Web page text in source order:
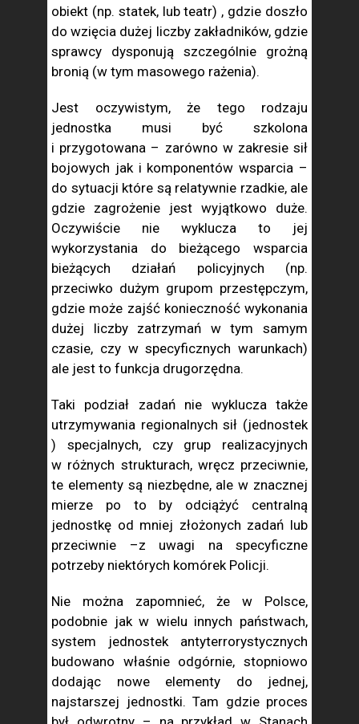
obiekt (np. statek, lub teatr) , gdzie doszło
do wzięcia dużej liczby zakładników, gdzie
sprawcy dysponują szczególnie grożną
bronią (w tym masowego rażenia).
Jest oczywistym, że tego rodzaju
jednostka musi być szkolona
i przygotowana – zarówno w zakresie sił
bojowych jak i komponentów wsparcia –
do sytuacji które są relatywnie rzadkie, ale
gdzie zagrożenie jest wyjątkowo duże.
Oczywiście nie wyklucza to jej
wykorzystania do bieżącego wsparcia
bieżących działań policyjnych (np.
przeciwko dużym grupom przestępczym,
gdzie może zajść konieczność wykonania
dużej liczby zatrzymań w tym samym
czasie, czy w specyficznych warunkach)
ale jest to funkcja drugorzędna.
Taki podział zadań nie wyklucza także
utrzymywania regionalnych sił (jednostek
) specjalnych, czy grup realizacyjnych
w różnych strukturach, wręcz przeciwnie,
te elementy są niezbędne, ale w znacznej
mierze po to by odciążyć centralną
jednostkę od mniej złożonych zadań lub
przeciwnie –z uwagi na specyficzne
potrzeby niektórych komórek Policji.
Nie można zapomnieć, że w Polsce,
podobnie jak w wielu innych państwach,
system jednostek antyterrorystycznych
budowano właśnie odgórnie, stopniowo
dodając nowe elementy do jednej,
najstarszej jednostki. Tam gdzie proces